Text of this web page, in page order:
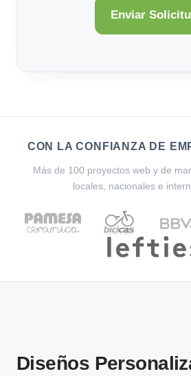
CON LA CONFIANZA DE
Más de 100 proyectos web y de
locales, nacionales e
Diseños